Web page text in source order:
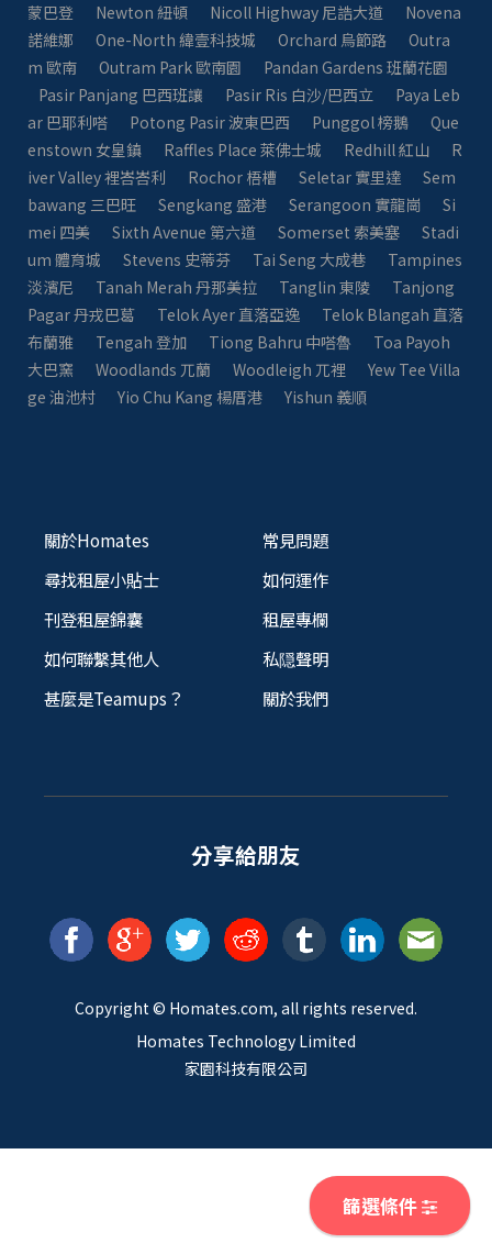
篩選條件
蒙巴登
Newton 紐頓 Nicoll Highway 尼誥大道
Novena
諾維娜
One-North 緯壹科技城 Orchard 烏節路
Outra
m 歐南
Outram Park 歐南園
Pandan Gardens 班蘭花園
Pasir Panjang 巴西班讓
Pasir Ris 白沙/巴西立
Paya Leb
ar 巴耶利嗒
Potong Pasir 波東巴西 Punggol 榜鵝
Que
enstown 女皇鎮
Raffles Place 萊佛士城 Redhill 紅山
R
iver Valley 裡峇峇利
Rochor 梧槽 Seletar 實里達
Sem
bawang 三巴旺
Sengkang 盛港 Serangoon 實龍崗
Si
mei 四美
Sixth Avenue 第六道 Somerset 索美塞
Stadi
um 體育城
Stevens 史蒂芬 Tai Seng 大成巷
Tampines
淡濱尼
Tanah Merah 丹那美拉 Tanglin 東陵
Tanjong
Pagar 丹戎巴葛
Telok Ayer 直落亞逸
Telok Blangah 直落
布蘭雅
Tengah 登加 Tiong Bahru 中嗒魯
Toa Payoh
大巴窯
Woodlands 兀蘭 Woodleigh 兀裡
Yew Tee Villa
ge 油池村
Yio Chu Kang 楊厝港 Yishun 義順
關於Homates
尋找租屋小貼士
刊登租屋錦囊
如何聯繫其他人
甚麼是Teamups？
常見問題
如何運作
租屋專欄
私隠聲明
關於我們
分享給朋友
Copyright © Homates.com, all rights reserved.
Homates Technology Limited
家園科技有限公司